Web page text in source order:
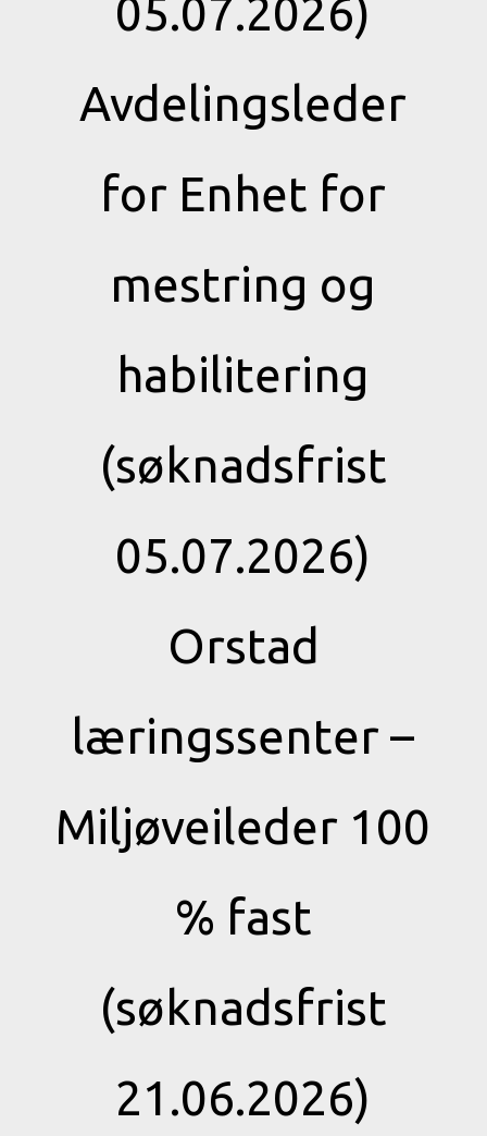
05.07.2026)
Avdelingsleder
for Enhet for
mestring og
habilitering
(søknadsfrist
05.07.2026)
Orstad
læringssenter –
Miljøveileder 100
% fast
(søknadsfrist
21.06.2026)